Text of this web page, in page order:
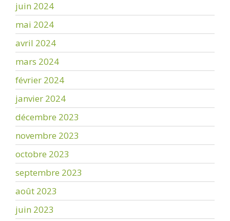
juin 2024
mai 2024
avril 2024
mars 2024
février 2024
janvier 2024
décembre 2023
novembre 2023
octobre 2023
septembre 2023
août 2023
juin 2023